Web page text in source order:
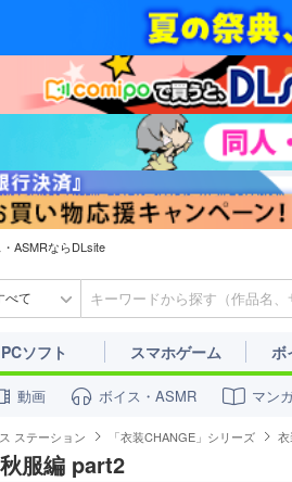
ASMRならDLsite
べて
PCソフト スマホゲーム ボ
動画 ボイス・ASMR マン
ステーション 「衣装CHANGE」シリーズ
服編 part2